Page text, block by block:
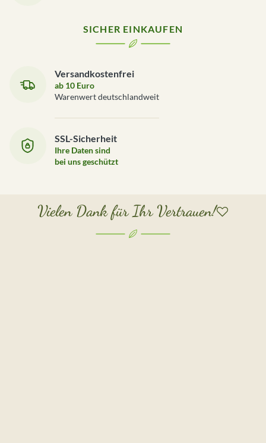
SICHER EINKAUFEN
Versandkostenfrei
ab 10 Euro
Warenwert deutschlandweit
SSL-Sicherheit
Ihre Daten sind
bei uns geschützt
Vielen Dank für Ihr Vertrauen!